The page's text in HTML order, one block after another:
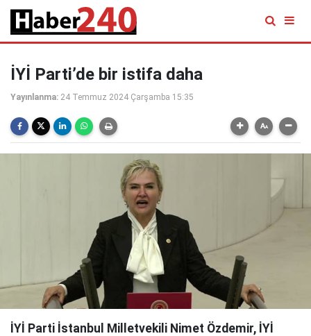
İYİ Parti’de bir istifa daha
Yayınlanma: 24 Temmuz 2024 Çarşamba 15:35
İYİ Parti İstanbul Milletvekili Nimet Özdemir, İYİ